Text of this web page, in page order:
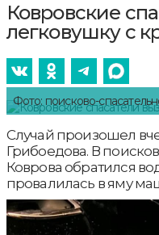
Ковровские
легковушку с
Фото: поисково-
Случай произошел
Грибоедова. В
Коврова обратился
провалилась в яму